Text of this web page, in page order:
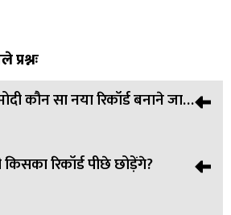
कौन सा नया रिकॉर्ड बनाने जा
लंबे समय तक प्रधानमंत्री पद पर रहने वाले
किसका रिकॉर्ड पीछे छोड़ेंगे?